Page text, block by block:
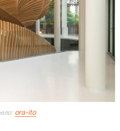
ora-ito